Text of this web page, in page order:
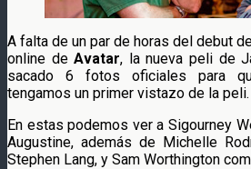
A falta de un par de horas del debut
online deAvatar, la nueva peli de
sacado 6 fotos oficiales para
tengamos un primer vistazo de la peli.
En estas podemos ver a Sigourney
Augustine, además de Michelle
Stephen Lang, y Sam Worthington